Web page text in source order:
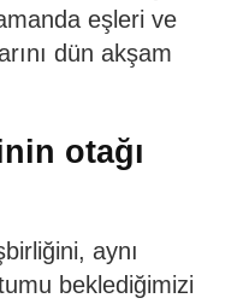
eşleri ve
dün akşam
otağı
aynı
beklediğimizi